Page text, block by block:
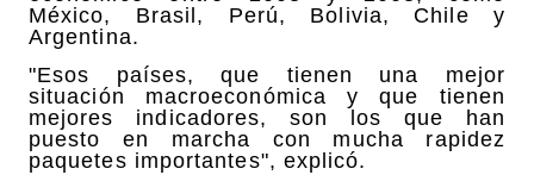
México, Brasil, Perú, Bolivia, Chile y
Argentina.
"Esos países, que tienen una mejor
situación macroeconómica y que tienen
mejores indicadores, son los que han
puesto en marcha con mucha rapidez
paquetes importantes", explicó.